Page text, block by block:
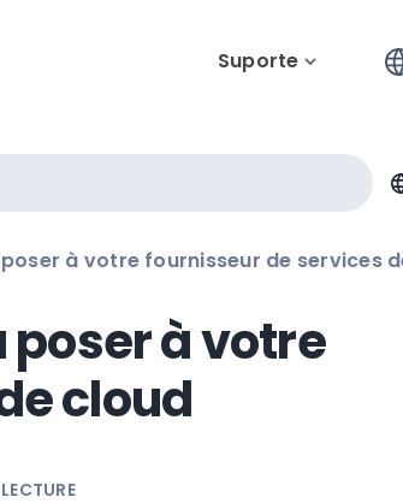
Suporte
à votre fournisseur de services
poser à votre
cloud